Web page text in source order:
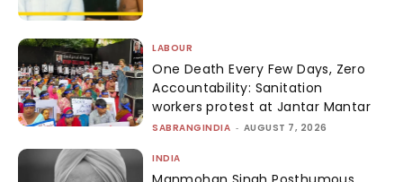
LABOUR
One Death Every Few Days, Zero
Accountability: Sanitation
workers protest at Jantar Mantar
SABRANGINDIA - AUGUST 7, 2026
INDIA